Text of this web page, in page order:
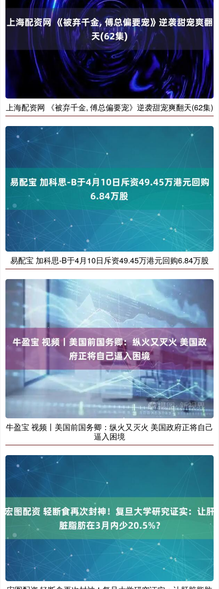
上海配资网 《被弃千金, 傅总偏要宠》逆袭甜宠爽翻天(62集)
易配宝 加科思-B于4月10日斥资49.45万港元回购6.84万股
牛盈宝 视频丨美国前国务卿：纵火又灭火 美国政府正将自己
逼入困境